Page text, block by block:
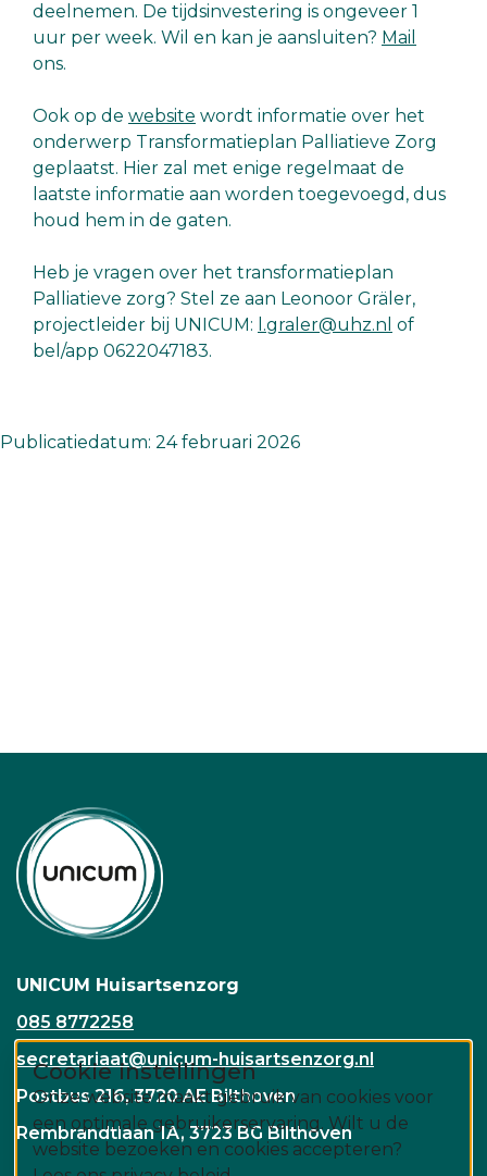
Cookie instellingen
Onze website maakt gebruik van cookies voor
een optimale gebruikerservaring. Wilt u de
website bezoeken en cookies accepteren?
deelnemen. De tijdsinvestering is ongeveer 1
uur per week. Wil en kan je aansluiten? Mail
ons.
Ook op de website wordt informatie over het
onderwerp Transformatieplan Palliatieve Zorg
geplaatst. Hier zal met enige regelmaat de
laatste informatie aan worden toegevoegd, dus
houd hem in de gaten.
Heb je vragen over het transformatieplan
Palliatieve zorg? Stel ze aan Leonoor Gräler,
projectleider bij UNICUM: l.graler@uhz.nl of
bel/app 0622047183.
Publicatiedatum: 24 februari 2026
UNICUM Huisartsenzorg
085 8772258
secretariaat@unicum-huisartsenzorg.nl
Postbus 216, 3720 AE Bilthoven
Rembrandtlaan 1A, 3723 BG Bilthoven